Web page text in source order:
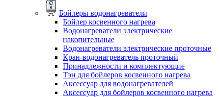
Бойлеры водонагреватели
Бойлер косвенного нагрева
Водонагреватели электрические
накопительные
Водонагреватели электрические проточные
Кран-водонагреватель проточный
Принадлежности и комплектующие
Тэн для бойлеров косвенного нагрева
Аксессуар для водонагревателей
Аксессуар для бойлеров косвенного нагрева